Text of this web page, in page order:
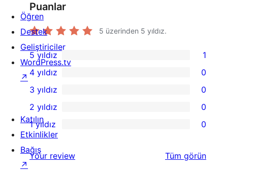
Puanlar
5 üzerinden 5 yıldız.
1
5
yıldızlı
inceleme
5 yıldız 1
4
yıldızlı
inceleme
4 yıldız 0
0
3
yıldızlı
3 yıldız 0
2
yıldızlı
inceleme
2 yıldız 0
0
1
yıldızlı
1 yıldız 0
Your review Tüm değerlendirmeleri
görün
Öğren
Destek
Geliştiriciler
WordPress.tv
↗
Katılın
Etkinlikler
Bağış
↗